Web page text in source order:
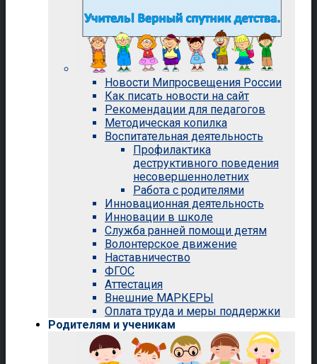
Новости Мипросвещения России
Как писать новости на сайт
Рекомендации для педагогов
Методическая копилка
Воспитательная деятельность
Профилактика
деструктивного поведения
несовершеннолетних
Работа с родителями
Инновационная деятельность
Инновации в школе
Служба ранней помощи детям
Волонтерское движение
Наставничество
ФГОС
Аттестация
Внешние МАРКЕРЫ
Оплата труда и меры поддержки
Родителям и ученикам